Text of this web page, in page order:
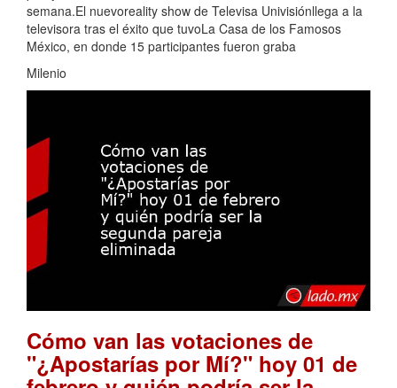
semana.El nuevoreality show de Televisa Univisiónllega a la
televisora tras el éxito que tuvoLa Casa de los Famosos
México, en donde 15 participantes fueron graba
Milenio
Cómo van las votaciones de
"¿Apostarías por Mí?" hoy 01 de